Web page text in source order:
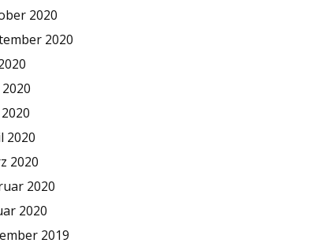
2020
2020
2020
2020
2020
2020
2019